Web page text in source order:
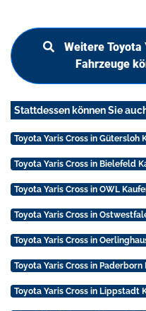
Weitere Toyota
Fahrzeuge
Stattdessen können Sie
Toyota Yaris Cross in Gütersloh
Toyota Yaris Cross in Bielefeld
Toyota Yaris Cross in OWL
Toyota Yaris Cross in
Toyota Yaris Cross in
Toyota Yaris Cross in
Toyota Yaris Cross in Lippstadt